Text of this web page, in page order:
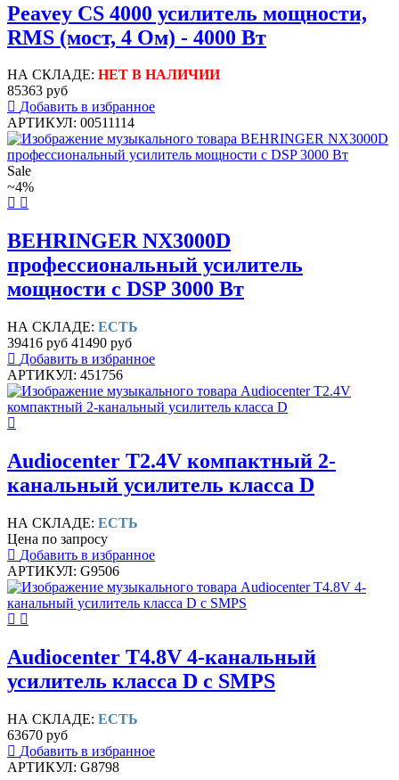
Peavey CS 4000 усилитель мощности,
RMS (мост, 4 Ом) - 4000 Вт
НА СКЛАДЕ: НЕТ В НАЛИЧИИ
85363 руб
Добавить в избранное
АРТИКУЛ: 00511114
Sale
~4%
BEHRINGER NX3000D
профессиональный усилитель
мощности с DSP 3000 Вт
НА СКЛАДЕ: ЕСТЬ
39416 руб 41490 руб
Добавить в избранное
АРТИКУЛ: 451756
Audiocenter T2.4V компактный 2-
канальный усилитель класса D
НА СКЛАДЕ: ЕСТЬ
Цена по запросу
Добавить в избранное
АРТИКУЛ: G9506
Audiocenter T4.8V 4-канальный
усилитель класса D c SMPS
НА СКЛАДЕ: ЕСТЬ
63670 руб
Добавить в избранное
АРТИКУЛ: G8798